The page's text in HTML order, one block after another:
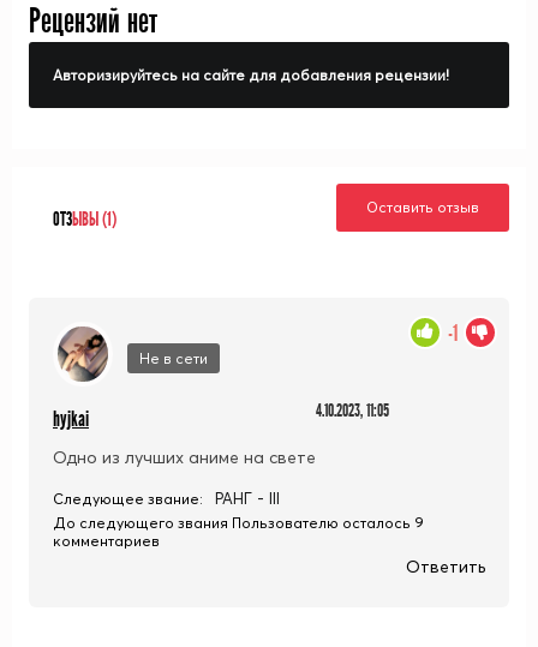
Рецензий нет
Авторизируйтесь на сайте для добавления рецензии!
ОТЗЫВЫ (1)
Оставить отзыв
Не в сети
hyjkai 4.10.2023, 11:05
Одно из лучших аниме на свете
-1
Следующее звание: РАНГ - III
До следующего звания Пользователю осталось 9
комментариев
Ответить